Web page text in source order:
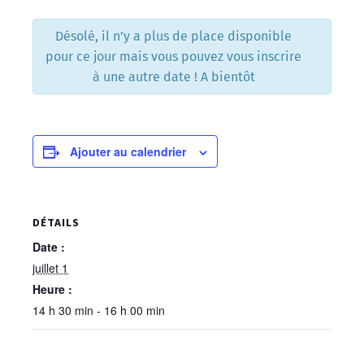
Désolé, il n’y a plus de place disponible
pour ce jour mais vous pouvez vous inscrire
à une autre date ! A bientôt
Ajouter au calendrier
DÉTAILS
Date :
juillet 1
Heure :
14 h 30 min - 16 h 00 min